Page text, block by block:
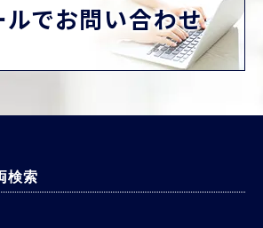
ルでお問い合わせ
検索